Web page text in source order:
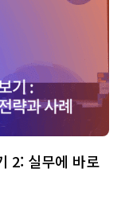
2: 실무에 바로